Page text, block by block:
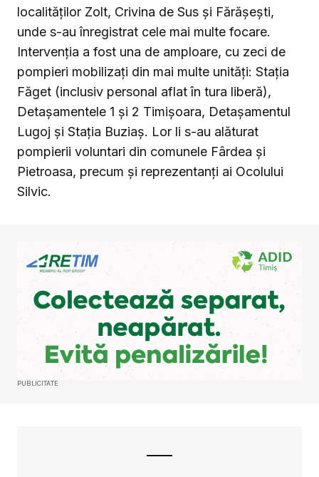
localităților Zolt, Crivina de Sus și Fărășești,
unde s-au înregistrat cele mai multe focare.
Intervenția a fost una de amploare, cu zeci de
pompieri mobilizați din mai multe unități: Stația
Făget (inclusiv personal aflat în tura liberă),
Detașamentele 1 și 2 Timișoara, Detașamentul
Lugoj și Stația Buziaș. Lor li s-au alăturat
pompierii voluntari din comunele Fârdea și
Pietroasa, precum și reprezentanți ai Ocolului
Silvic.
PUBLICITATE